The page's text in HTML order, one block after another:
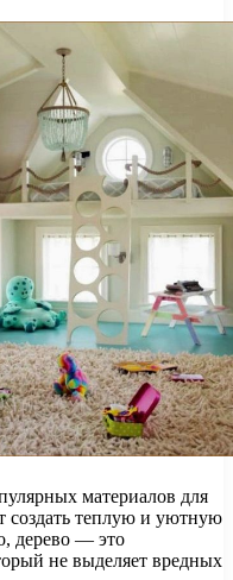
материалов для
создать теплую и уютную
дерево — это
не выделяет вредных